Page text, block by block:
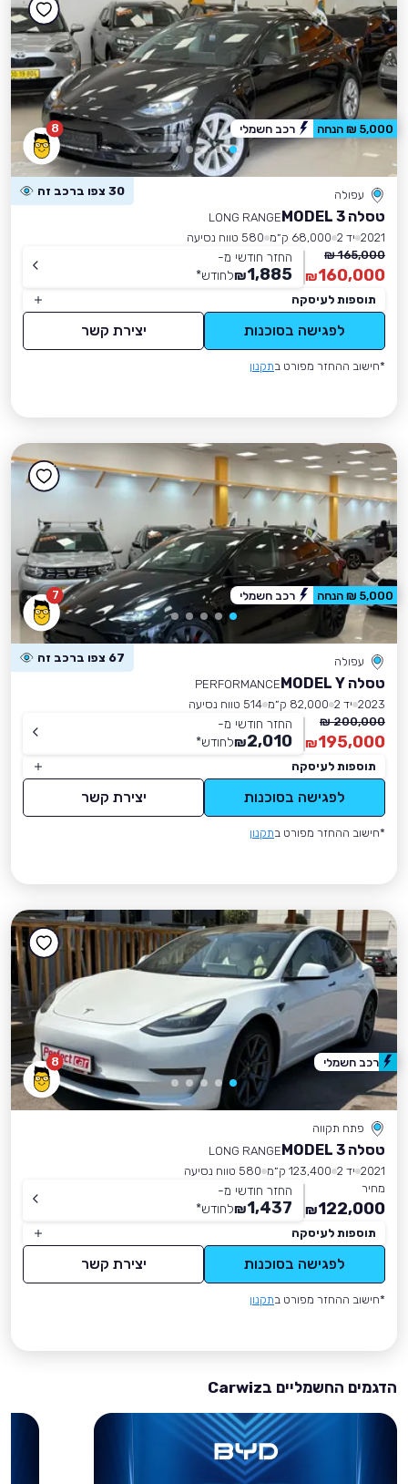
8
עפולה 30 צפו ברכב זה
טסלה MODEL 3
LONG RANGE
2021 יד 2 68,000 ק״מ
580 טווח נסיעה
165,000 ₪
160,000
₪
החזר חודשי מ-
1,885
₪לחודש*
תוספות לעיסקה
לפגישה בסוכנות יצירת קשר
*חישוב ההחזר מפורט בתקנון
5,000 ₪ הנחה רכב חשמלי
7
עפולה 67 צפו ברכב זה
טסלה MODEL Y
PERFORMANCE
2023 יד 2 82,000 ק״מ
514 טווח נסיעה
200,000 ₪
195,000
₪
החזר חודשי מ-
2,010
₪לחודש*
תוספות לעיסקה
לפגישה בסוכנות יצירת קשר
*חישוב ההחזר מפורט בתקנון
5,000 ₪ הנחה רכב חשמלי
8
פתח תקווה
טסלה MODEL 3
LONG RANGE
2021 יד 2 123,400 ק״מ
580 טווח נסיעה
מחיר
122,000
₪
החזר חודשי מ-
1,437
₪לחודש*
תוספות לעיסקה
לפגישה בסוכנות יצירת קשר
*חישוב ההחזר מפורט בתקנון
רכב חשמלי
הדגמים החשמליים בCarwiz